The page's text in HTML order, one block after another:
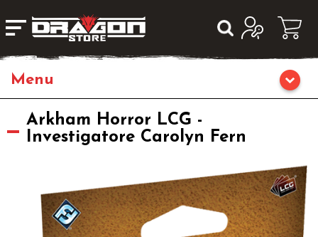
Home
Editoria
Arkham Horror LCG -
Investigatore Carolyn Fern